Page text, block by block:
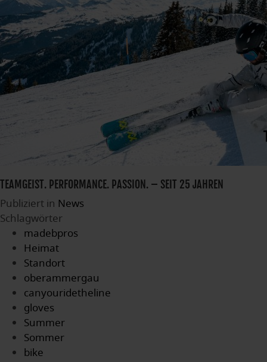
TEAMGEIST. PERFORMANCE. PASSION. – SEIT 25 JAHREN
Publiziert in News
Schlagwörter
madebpros
Heimat
Standort
oberammergau
canyouridetheline
gloves
Summer
Sommer
bike